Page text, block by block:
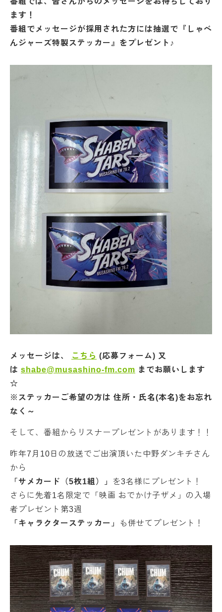
ます！
番組でメッセージが採用された方には抽選で『しゃべ
んジャーズ特製ステッカー』をプレゼント♪
メッセージは、 こちら (応募フォーム) 又
は shabe@musashino-fm.com までお願いします
☆
※ステッカーご希望の方は 住所・氏名(本名)をお忘れ
なく～
そして、番組からリスナープレゼントがあります！！
昨年7月10日の放送でご出演頂いた中野ダンキチさん
から
「サメカード（5枚1組）」
を3名様にプレゼント！
さらに先着1名限定で「映画 おでかけ子ザメ」の入場
者プレゼント第3週
「キャラクターステッカー」
も併せてプレゼント！